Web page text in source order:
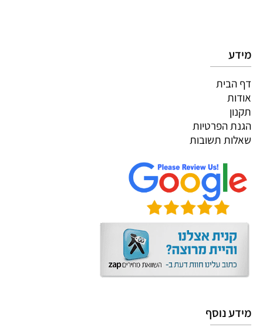
מידע
דף הבית
אודות
תקנון
הגנת הפרטיות
שאלות תשובות
מידע נוסף